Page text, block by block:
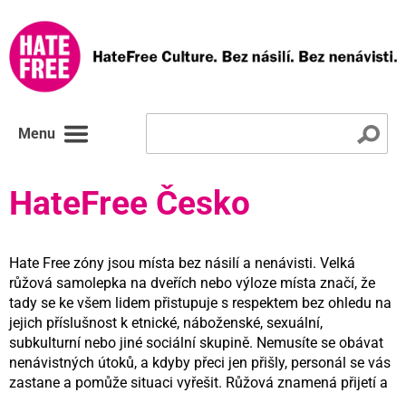
Menu
HateFree Česko
Hate Free zóny jsou místa bez násilí a nenávisti. Velká
růžová samolepka na dveřích nebo výloze místa značí, že
tady se ke všem lidem přistupuje s respektem bez ohledu na
jejich příslušnost k etnické, náboženské, sexuální,
subkulturní nebo jiné sociální skupině. Nemusíte se obávat
nenávistných útoků, a kdyby přeci jen přišly, personál se vás
zastane a pomůže situaci vyřešit. Růžová znamená přijetí a